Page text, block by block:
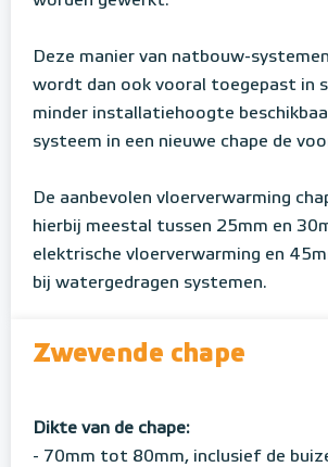
Deze manier van natbouw-
wordt dan ook vooral toegepast in
minder installatiehoogte
systeem in een nieuwe chape de
De aanbevolen vloerverwarming
hierbij meestal tussen 25mm en
elektrische vloerverwarming en
bij watergedragen systemen.
Zwevende chape
Dikte van de chape:
- 70mm tot 80mm, inclusief de